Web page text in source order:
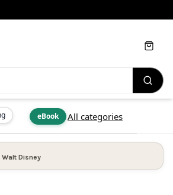
eBook All categories
Cart
Walt Disney